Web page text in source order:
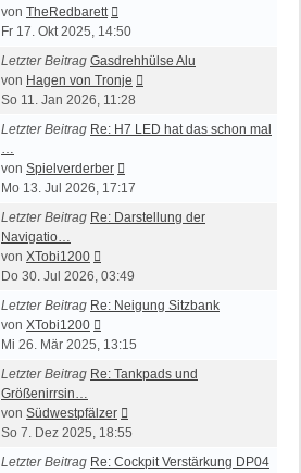
von TheRedbarett
Beitrag
Fr 17. Okt 2025, 14:50
Letzter Beitrag Gasdrehhülse Alu
von Hagen von Tronje
So 11. Jan 2026, 11:28
Letzter Beitrag Re: H7 LED hat das schon mal
…
von Spielverderber
Beitrag
Mo 13. Jul 2026, 17:17
Letzter Beitrag Re: Darstellung der
Navigatio…
von XTobi1200
Beitrag
Do 30. Jul 2026, 03:49
Letzter Beitrag Re: Neigung Sitzbank
von XTobi1200
Beitrag
Mi 26. Mär 2025, 13:15
Letzter Beitrag Re: Tankpads und
Größenirrsin…
von Südwestpfälzer
Beitrag
So 7. Dez 2025, 18:55
Letzter Beitrag Re: Cockpit Verstärkung DP04